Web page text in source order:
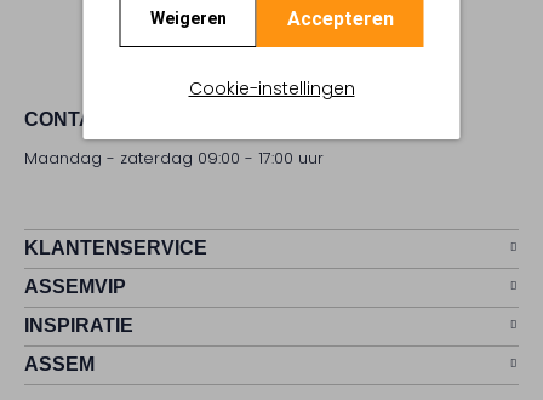
Weigeren Accepteren
Cookie-instellingen
CONTACT
Maandag - zaterdag 09:00 - 17:00 uur
KLANTENSERVICE
ASSEMVIP
INSPIRATIE
ASSEM